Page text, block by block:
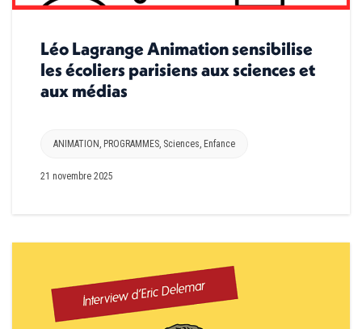
Léo Lagrange Animation sensibilise
les écoliers parisiens aux sciences et
aux médias
ANIMATION, PROGRAMMES, Sciences, Enfance
21 novembre 2025